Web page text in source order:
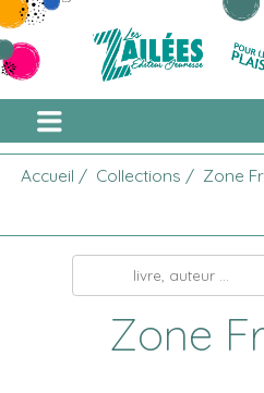
Accueil / Collections / Zone
Zone